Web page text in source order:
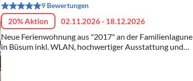
9 Bewertungen
20% Aktion 02.11.2026 - 18.12.2026
Neue Ferienwohnung aus "2017" an der Familienlagune
in Büsum inkl. WLAN, hochwertiger Ausstattung und
Erholungsgarantie